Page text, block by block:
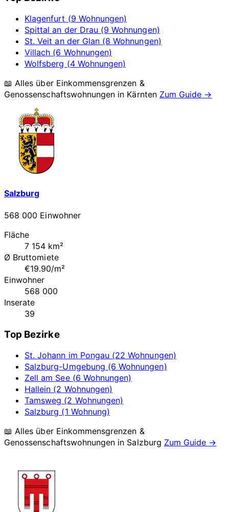
Klagenfurt (9 Wohnungen)
Spittal an der Drau (9 Wohnungen)
St. Veit an der Glan (8 Wohnungen)
Villach (6 Wohnungen)
Wolfsberg (4 Wohnungen)
📖 Alles über Einkommensgrenzen &
Genossenschaftswohnungen in Kärnten Zum Guide →
Salzburg
568 000 Einwohner
Fläche
7 154 km²
Ø Bruttomiete
€19.90/m²
Einwohner
568 000
Inserate
39
Top Bezirke
St. Johann im Pongau (22 Wohnungen)
Salzburg-Umgebung (6 Wohnungen)
Zell am See (6 Wohnungen)
Hallein (2 Wohnungen)
Tamsweg (2 Wohnungen)
Salzburg (1 Wohnung)
📖 Alles über Einkommensgrenzen &
Genossenschaftswohnungen in Salzburg Zum Guide →